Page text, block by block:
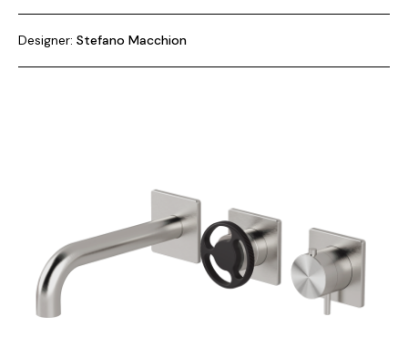
Designer: Stefano Macchion